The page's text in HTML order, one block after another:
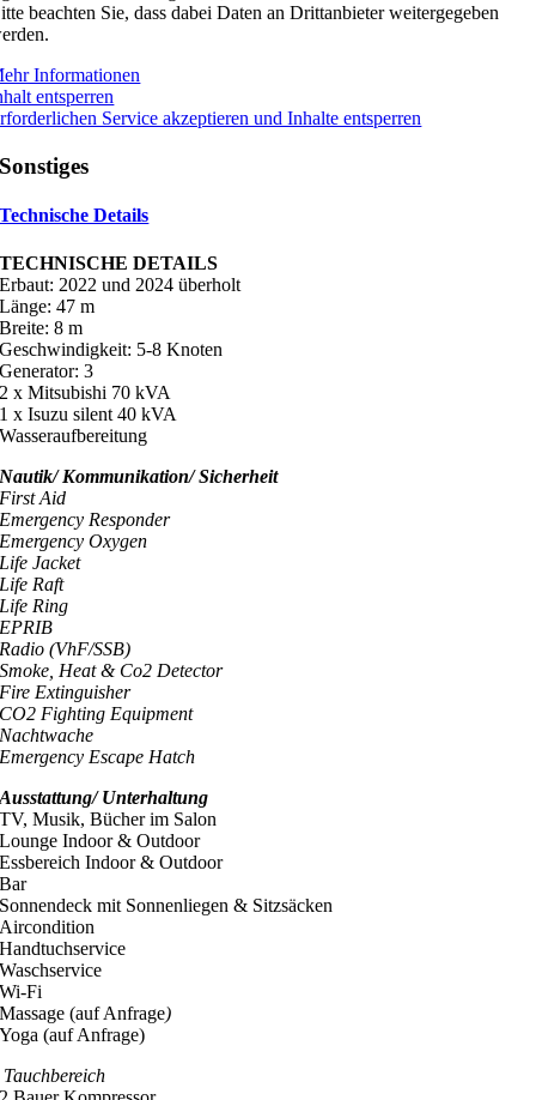
beachten Sie, dass dabei Daten an Drittanbieter weitergegeben
Informationen
entsperren
Service akzeptieren und Inhalte entsperren
Sonstiges
Technische Details
TECHNISCHE DETAILS
Erbaut: 2022 und 2024 überholt
Länge: 47 m
Breite: 8 m
Geschwindigkeit: 5-8 Knoten
Generator: 3
2 x Mitsubishi 70 kVA
1 x Isuzu silent 40 kVA
Wasseraufbereitung
Nautik/ Kommunikation/ Sicherheit
First Aid
Emergency Responder
Emergency Oxygen
Life Jacket
Life Raft
Life Ring
EPRIB
Radio (VhF/SSB)
Smoke, Heat & Co2 Detector
Fire Extinguisher
CO2 Fighting Equipment
Nachtwache
Emergency Escape Hatch
Ausstattung/ Unterhaltung
TV, Musik, Bücher im Salon
Lounge Indoor & Outdoor
Essbereich Indoor & Outdoor
Bar
Sonnendeck mit Sonnenliegen & Sitzsäcken
Aircondition
Handtuchservice
Waschservice
Wi-Fi
Massage (auf Anfrage)
Yoga (auf Anfrage)
Tauchbereich